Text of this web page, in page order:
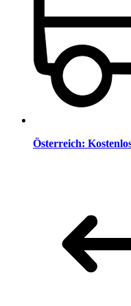
Österreich: